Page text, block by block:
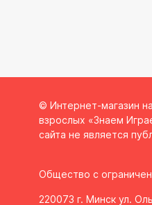
© Интернет-магазин
взрослых «Знаем
сайта не является
Общество с
220073 г. Минск ул.